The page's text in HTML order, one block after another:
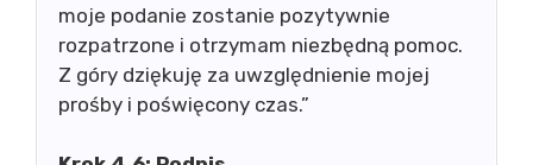
moje podanie zostanie pozytywnie
rozpatrzone i otrzymam niezbędną pomoc.
Z góry dziękuję za uwzględnienie mojej
prośby i poświęcony czas.”